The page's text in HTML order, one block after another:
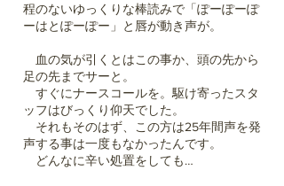
程のないゆっくりな棒読みで「ぽーぽーぽ
ーはとぽーぽー」と唇が動き声が。
血の気が引くとはこの事か、頭の先から
足の先までサーと。
すぐにナースコールを。駆け寄ったスタ
ッフはびっくり仰天でした。
それもそのはず、この方は25年間声を発
声する事は一度もなかったんです。
どんなに辛い処置をしても…